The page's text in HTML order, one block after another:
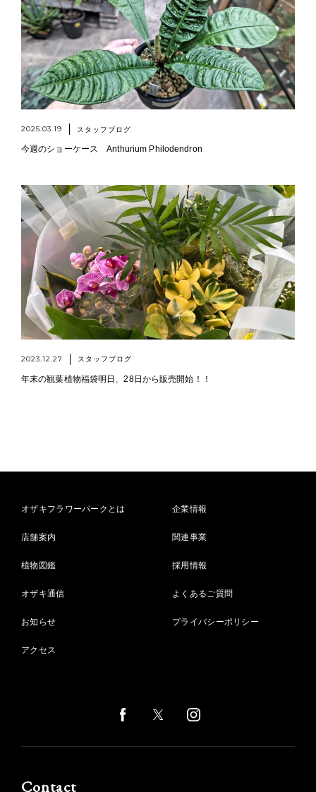
2025.03.19 スタッフブログ
今週のショーケース Anthurium Philodendron
2023.12.27 スタッフブログ
年末の観葉植物福袋明日、28日から販売開始！！
オザキフラワーパークとは
店舗案内
植物図鑑
オザキ通信
お知らせ
アクセス
企業情報
関連事業
採用情報
よくあるご質問
プライバシーポリシー
Contact